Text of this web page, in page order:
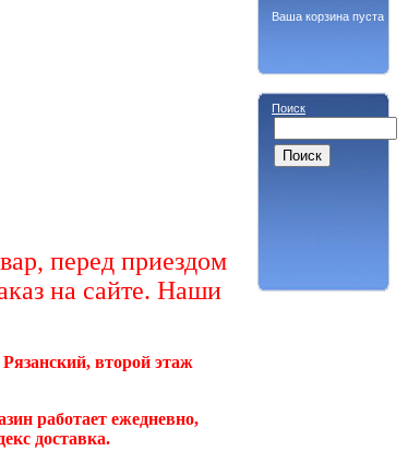
перед приездом
на сайте. Наши
второй этаж
работает ежедневно,
доставка.
Ваша корзина пуста
Поиск